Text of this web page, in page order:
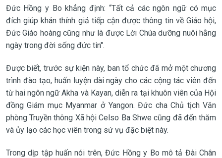
Đức Hồng y Bo khẳng định: “Tất cả các ngôn ngữ có mục
đích giúp khán thính giả tiếp cận được thông tin về Giáo hội,
Đức Giáo hoàng cũng như là được Lời Chúa dưỡng nuôi hằng
ngày trong đời sống đức tin".
Được biết, trước sự kiện này, ban tổ chức đã mở một chương
trình đào tạo, huấn luyện dài ngày cho các cộng tác viên đến
từ hai ngôn ngữ Akha và Kayan, diễn ra tại khuôn viên của Hội
đồng Giám mục Myanmar ở Yangon. Đức cha Chủ tịch Văn
phòng Truyền thông Xã hội Celso Ba Shwe cũng đã đến thăm
và ủy lạo các học viên trong sứ vụ đặc biệt này.
Trong dịp tập huấn nói trên, Đức Hồng y Bo mô tả Đài Chân